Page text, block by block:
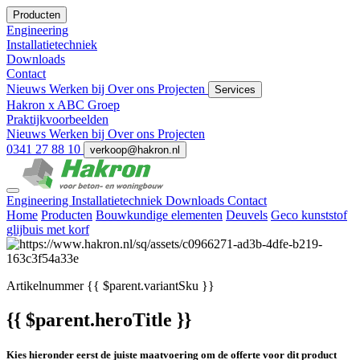
Producten
Engineering
Installatietechniek
Downloads
Contact
Nieuws Werken bij Over ons Projecten Services
Hakron x ABC Groep
Praktijkvoorbeelden
Nieuws Werken bij Over ons Projecten
0341 27 88 10
verkoop@hakron.nl
Engineering Installatietechniek Downloads Contact
Home Producten Bouwkundige elementen Deuvels Geco kunststof
glijbuis met korf
Artikelnummer{{ $parent.variantSku }}
{{ $parent.heroTitle }}
Kies hieronder eerst de juiste maatvoering om de offerte voor dit product